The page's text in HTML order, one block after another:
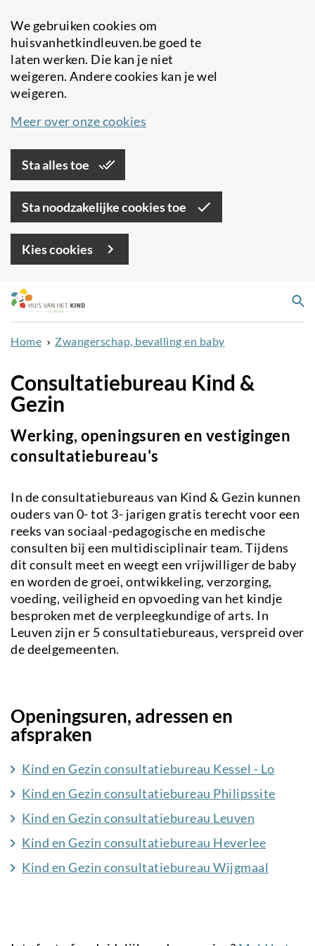
We gebruiken cookies om
huisvanhetkindleuven.be goed te
laten werken. Die kan je niet
weigeren. Andere cookies kan je wel
weigeren.
Meer over onze cookies
Sta alles toe
Sta noodzakelijke cookies toe
Kies cookies
Overslaan
en
naar
de
gaan
Home Zwangerschap, bevalling en baby
Consultatiebureau Kind &
Gezin
Werking, openingsuren en vestigingen
consultatiebureau's
In de consultatiebureaus van Kind & Gezin kunnen
ouders van 0- tot 3- jarigen gratis terecht voor een
reeks van sociaal-pedagogische en medische
consulten bij een multidisciplinair team. Tijdens
dit consult meet en weegt een vrijwilliger de baby
en worden de groei, ontwikkeling, verzorging,
voeding, veiligheid en opvoeding van het kindje
besproken met de verpleegkundige of arts. In
Leuven zijn er 5 consultatiebureaus, verspreid over
de deelgemeenten.
Openingsuren, adressen en
afspraken
Kind en Gezin consultatiebureau Kessel - Lo
Kind en Gezin consultatiebureau Philipssite
Kind en Gezin consultatiebureau Leuven
Kind en Gezin consultatiebureau Heverlee
Kind en Gezin consultatiebureau Wijgmaal